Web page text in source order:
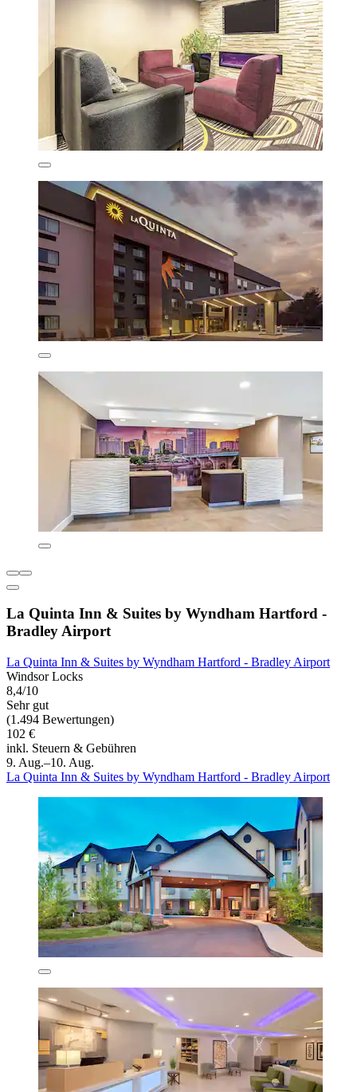
La Quinta Inn & Suites by Wyndham Hartford -
Bradley Airport
La Quinta Inn & Suites by Wyndham Hartford - Bradley Airport
Windsor Locks
8,4/10
Sehr gut
(1.494 Bewertungen)
102 €
inkl. Steuern & Gebühren
9. Aug.–10. Aug.
La Quinta Inn & Suites by Wyndham Hartford - Bradley Airport